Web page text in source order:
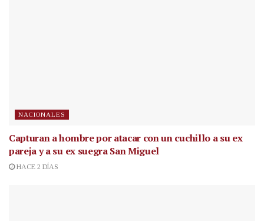
NACIONALES
Capturan a hombre por atacar con un cuchillo a su ex
pareja y a su ex suegra San Miguel
HACE 2 DÍAS